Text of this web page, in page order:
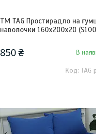
ТМ TAG Простирадло на
наволочки 160х200х20
850 ₴ В
TAG